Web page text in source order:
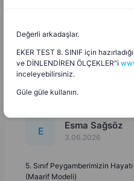
E Esma Sağsöz
3.06.2026
5. Sınıf Peygamberimizin Hayatı
(Maarif Modeli)
Değerli arkadaşlar.
EKER TEST 8. SINIF için
ve DİNLENDİREN ÖLÇEKLER"i
inceleyebilirsiniz.
Güle güle kullanın.